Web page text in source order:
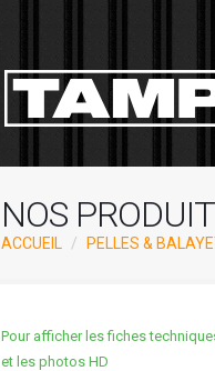
NOS
ACCUEIL PELLES &
Pour afficher les fiches
et les photos HD